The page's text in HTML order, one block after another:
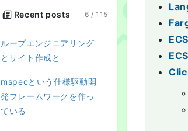
Recent posts 6 /115
ループエンジニアリング
とサイト作成と
mspecという仕様駆動開
発フレームワークを作っ
ている